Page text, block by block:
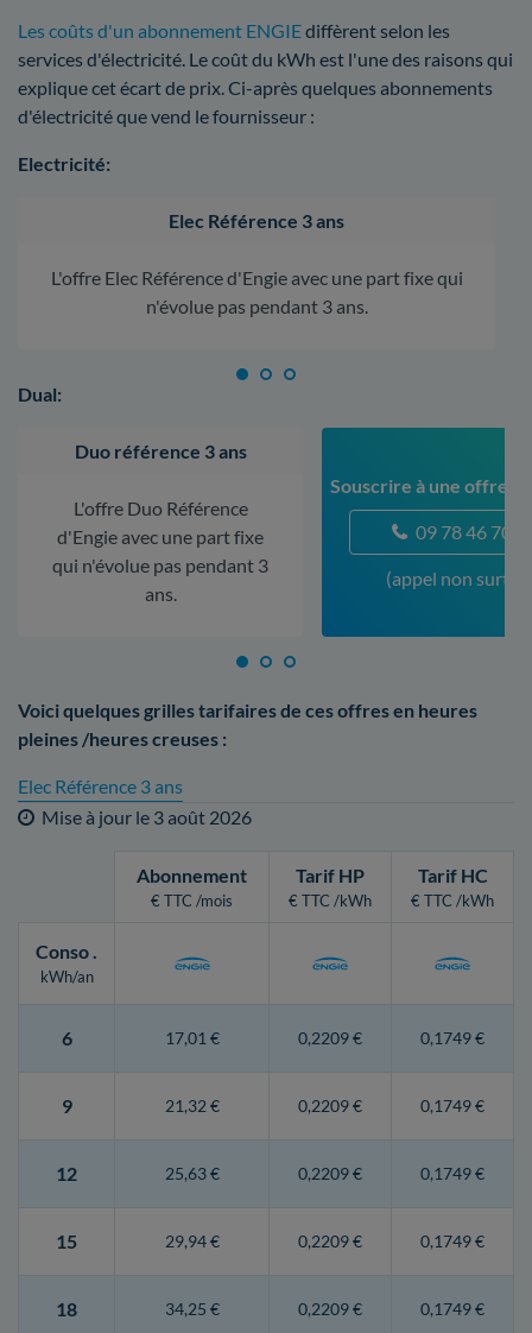
Les coûts d'un abonnement ENGIEdiffèrent selon les
services d'électricité. Le coût du kWh est l'une des raisons qui
explique cet écart de prix. Ci-après quelques abonnements
d'électricité que vend le fournisseur :
Electricité:
Elec Référence 3 ans
L'offre Elec Référence d'Engie avec une part fixe qui
n'évolue pas pendant 3 ans.
Dual:
Duo référence 3 ans
L'offre Duo Référence
d'Engie avec une part fixe
qui n'évolue pas pendant 3
ans.
Souscrire à une offre à
09 78 46 70
(appel non
Voici quelques grilles tarifaires de ces offres en heures
pleines /heures creuses :
Elec Référence 3 ans
Mise à jour le 3 août 2026
Abonnement
€ TTC /mois
Tarif HP
€ TTC /kWh
Tarif HC
€ TTC /kWh
Conso.
kWh/an
6 17,01 € 0,2209 € 0,1749 €
9 21,32 € 0,2209 € 0,1749 €
12 25,63 € 0,2209 € 0,1749 €
15 29,94 € 0,2209 € 0,1749 €
18 34,25 € 0,2209 € 0,1749 €